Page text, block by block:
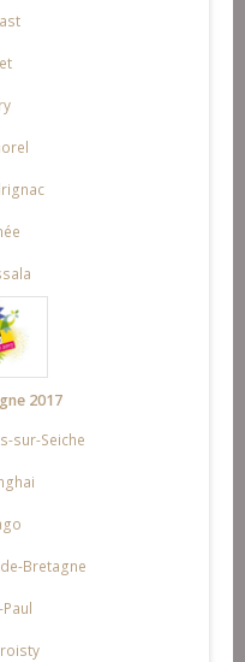
2017
sur-Seiche
Bretagne